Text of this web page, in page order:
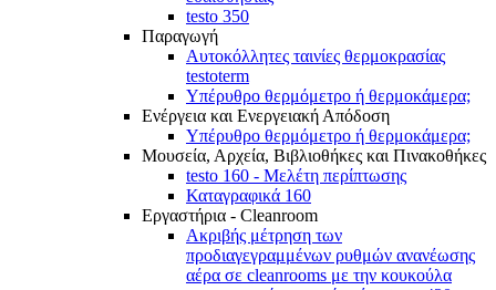
testo 350
Παραγωγή
Αυτοκόλλητες ταινίες θερμοκρασίας
testoterm
Υπέρυθρο θερμόμετρο ή θερμοκάμερα;
Ενέργεια και Ενεργειακή Απόδοση
Υπέρυθρο θερμόμετρο ή θερμοκάμερα;
Μουσεία, Αρχεία, Βιβλιοθήκες και Πινακοθήκες
testo 160 - Μελέτη περίπτωσης
Καταγραφικά 160
Εργαστήρια - Cleanroom
Ακριβής μέτρηση των
προδιαγεγραμμένων ρυθμών ανανέωσης
αέρα σε cleanrooms με την κουκούλα